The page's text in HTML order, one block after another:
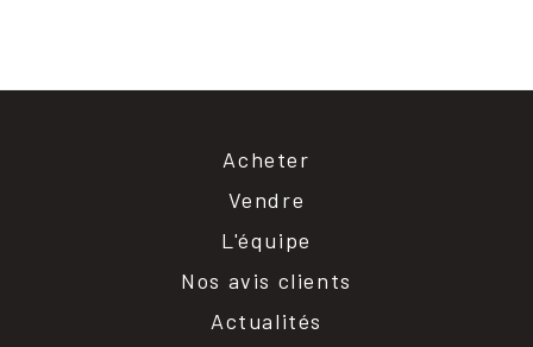
Acheter
Vendre
L'équipe
Nos avis clients
Actualités